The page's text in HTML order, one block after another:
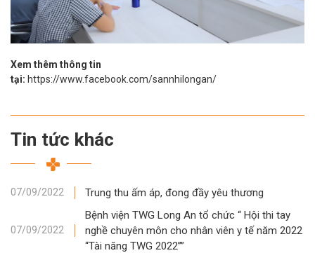
Xem thêm thông tin
tại: https://www.facebook.com/sannhilongan/
Tin tức khác
07/09/2022 Trung thu ấm áp, đong đầy yêu thương
07/09/2022
Bệnh viện TWG Long An tổ chức “ Hội thi tay
nghề chuyên môn cho nhân viên y tế năm 2022
“Tài năng TWG 2022””